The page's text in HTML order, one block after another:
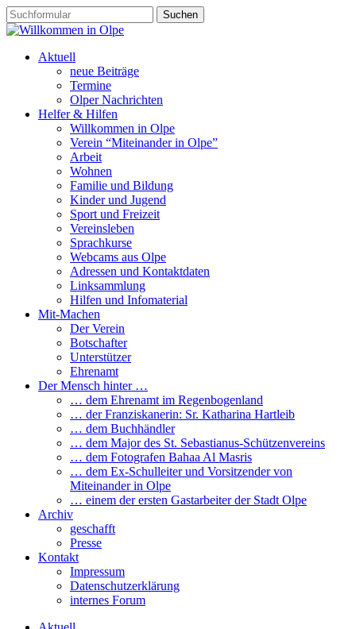
Aktuell
neue Beiträge
Termine
Olper Nachrichten
Helfer & Hilfen
Willkommen in Olpe
Verein “Miteinander in Olpe”
Arbeit
Wohnen
Familie und Bildung
Kinder und Jugend
Sport und Freizeit
Vereinsleben
Sprachkurse
Webcams aus Olpe
Adressen und Kontaktdaten
Linksammlung
Hilfen und Infomaterial
Mit-Machen
Der Verein
Botschafter
Unterstützer
Ehrenamt
Der Mensch hinter …
… dem Ehrenamt im Regenbogenland
… der Franziskanerin: Sr. Katharina Hartleib
… dem Buchhändler
… dem Major des St. Sebastianus-Schützenvereins
… dem Fotografen Bahaa Al Masris
… dem Ex-Schulleiter und Vorsitzender von
Miteinander in Olpe
… einem der ersten Gastarbeiter der Stadt Olpe
Archiv
geschafft
Presse
Kontakt
Impressum
Datenschutzerklärung
internes Forum